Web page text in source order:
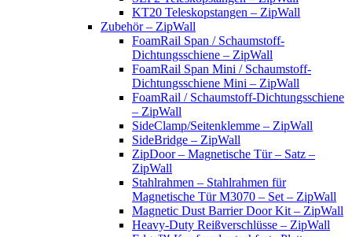
KT20 Teleskopstangen – ZipWall
Zubehör – ZipWall
FoamRail Span / Schaumstoff-
Dichtungsschiene – ZipWall
FoamRail Span Mini / Schaumstoff-
Dichtungsschiene Mini – ZipWall
FoamRail / Schaumstoff-Dichtungsschiene
– ZipWall
SideClamp/Seitenklemme – ZipWall
SideBridge – ZipWall
ZipDoor – Magnetische Tür – Satz –
ZipWall
Stahlrahmen – Stahlrahmen für
Magnetische Tür M3070 – Set – ZipWall
Magnetic Dust Barrier Door Kit – ZipWall
Heavy-Duty Reißverschlüsse – ZipWall